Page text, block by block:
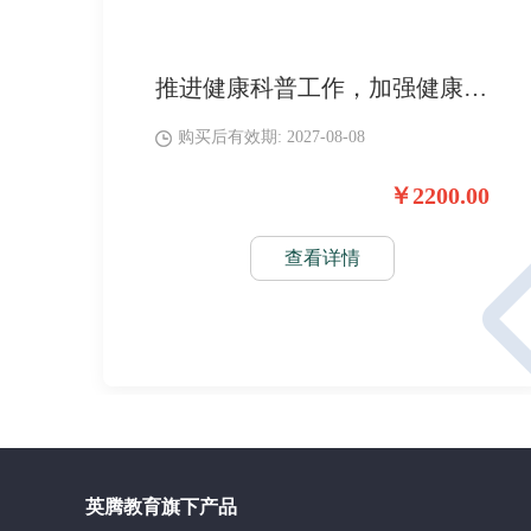
推进健康科普工作，加强健康知识普及，提升公众健康素养，助力医护人员科普能力建设。
购买后有效期: 2027-08-08
￥2200.00
查看详情
英腾教育旗下产品